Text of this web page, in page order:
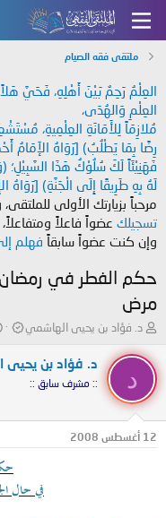
ملتقى فقه الصيام
العِلْمُ رَحِمٌ بَيْنَ أَهْلِهِ، فَحَيَّ
العِلْمِ وَالهُدَى،
مُلازِمَاً لِلأَمَانَةِ العِلْمِيةِ،
رِضًا بِمَا يَطْلُبُ) [رَوَاهُ الإَمَامُ
فَهَنِيْئَاً لَكَ سُلُوْكُ هَذَا
لَهُ بِهِ طَرِيقًا إِلَى الْجَنَّةِ) [رَوَاهُ
مرحباً بزيارتك الأولى
تسجيلك عضواً فاعلاً ومتفاعلاً،
وإن كنت عضواً سابقاً فهلم
حكم الفطر في رمضان
مرض
ب
د
ئ
ل
م
و
د. فؤاد بن يحيى الهاشمي
د
د. فؤاد بن يحيى
:: مشرف سابق ::
12 أغسطس 2008
في حال